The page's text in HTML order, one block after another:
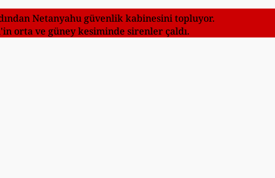
Netanyahu güvenlik kabinesini topluyor.
orta ve güney kesiminde sirenler çaldı.